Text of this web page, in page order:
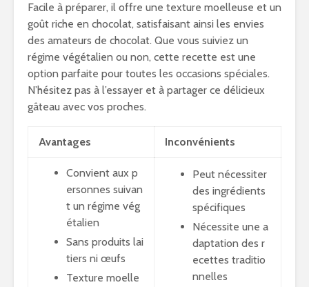
Facile à préparer, il offre une texture moelleuse et un
goût riche en chocolat, satisfaisant ainsi les envies
des amateurs de chocolat. Que vous suiviez un
régime végétalien ou non, cette recette est une
option parfaite pour toutes les occasions spéciales.
N’hésitez pas à l’essayer et à partager ce délicieux
gâteau avec vos proches.
Avantages Inconvénients
Convient aux p
ersonnes suivan
t un régime vég
étalien
Sans produits lai
tiers ni œufs
Texture moelle
Peut nécessiter
des ingrédients
spécifiques
Nécessite une a
daptation des r
ecettes traditio
nnelles